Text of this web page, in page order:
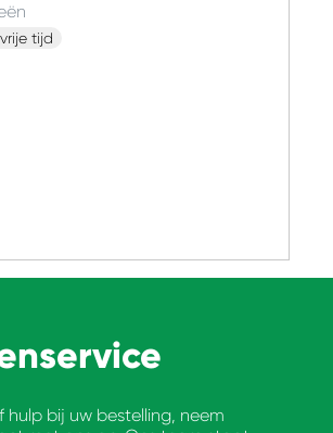
tijd
hulp bij uw bestelling, neem